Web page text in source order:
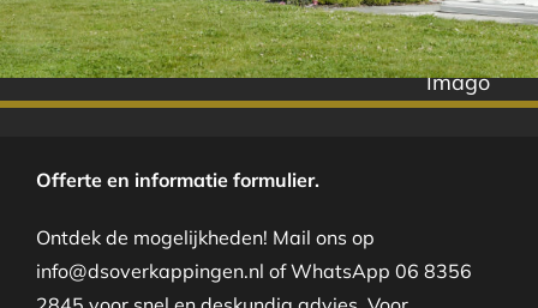
Imago
Offerte en informatie formulier.
Ontdek de mogelijkheden! Mail ons op
info@dsoverkappingen.nl of WhatsApp 06 8356